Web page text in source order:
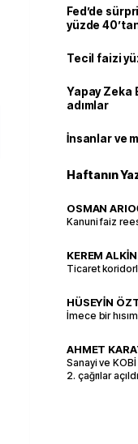
Fed’de
yüzde
Tecil faizi
Yapay Zeka
adımlar
İnsanlar ve
Haftanın
OSMAN
Kanuni faiz
KEREM ALKİN
Ticaret
HÜSEYİN
İmece bir
AHMET
Sanayi ve KOBİ Ar-Ge
2. çağrılar açıldı